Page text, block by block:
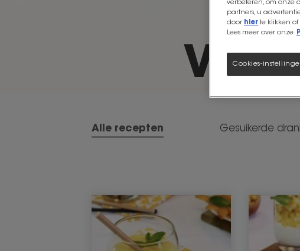
Alle recepten Gesuikerde
verbeteren, om onze
partners, u
door hier te klikken of
Lees meer over onze
Cookies-